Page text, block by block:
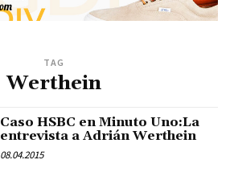
TAG
Werthein
Caso HSBC en Minuto Uno:La
entrevista a Adrián Werthein
08.04.2015